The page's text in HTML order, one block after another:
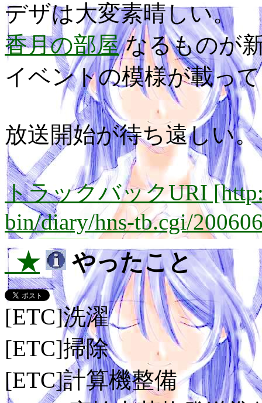
デザは大変素晴しい。
香月の部屋なるものが
イベントの模様が載っ
放送開始が待ち遠しい。
トラックバックURI
bin/diary/hns-tb.cgi/
_★ やったこと
[ETC]洗濯
[ETC]掃除
[ETC]計算機整備